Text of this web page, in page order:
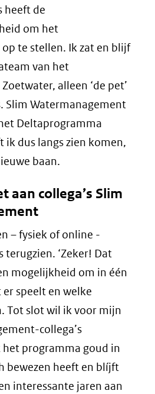
heeft de
om het
te stellen. Ik zat en blijf
van het
alleen ‘de pet’
Slim Watermanagement
Deltaprogramma
dus langs zien komen,
baan.
aan collega’s Slim
– fysiek of online -
terugzien. ‘Zeker! Dat
mogelijkheid om in één
speelt en welke
Tot slot wil ik voor mijn
collega’s
programma goud in
bewezen heeft en blíjft
interessante jaren aan